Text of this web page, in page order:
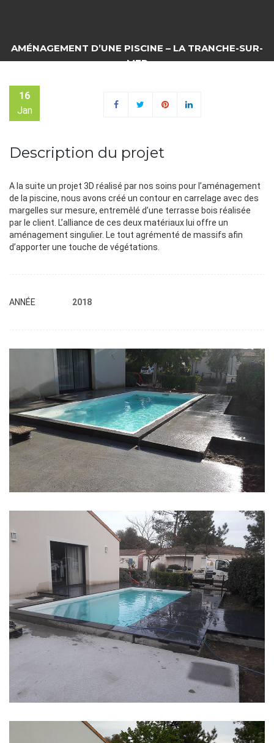
AMÉNAGEMENT D’UNE PISCINE – LA TRANCHE-SUR-
MER
16
Jan
Description
A la suite un projet 3D réalisé par nos soins pour l’aménagement
de la piscine, nous avons créé un contour en carrelage avec des
margelles sur mesure, entremêlé d’une terrasse bois réalisée
par le client. L’alliance de ces deux matériaux lui offre un
aménagement singulier. Le tout agrémenté de massifs afin
d’apporter une touche de végétations.
ANNÉE 2018